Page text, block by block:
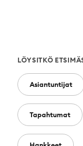
LÖYSITKÖ
Asiantuntijat
Tapahtumat